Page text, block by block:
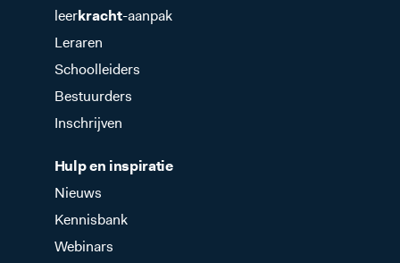
leerkracht-aanpak
Leraren
Schoolleiders
Bestuurders
Inschrijven
Hulp en inspiratie
Nieuws
Kennisbank
Webinars